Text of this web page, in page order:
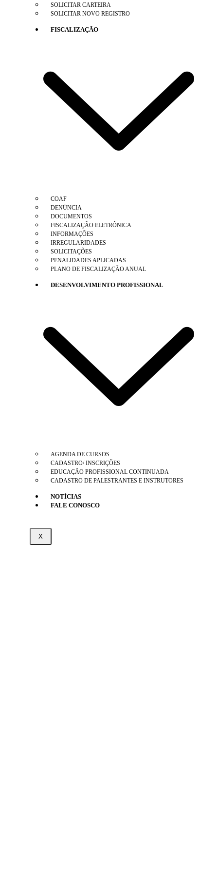
SOLICITAR CARTEIRA
SOLICITAR NOVO REGISTRO
FISCALIZAÇÃO
COAF
DENÚNCIA
DOCUMENTOS
FISCALIZAÇÃO ELETRÔNICA
INFORMAÇÕES
IRREGULARIDADES
SOLICITAÇÕES
PENALIDADES APLICADAS
PLANO DE FISCALIZAÇÃO ANUAL
DESENVOLVIMENTO PROFISSIONAL
AGENDA DE CURSOS
CADASTRO/ INSCRIÇÕES
EDUCAÇÃO PROFISSIONAL CONTINUADA
CADASTRO DE PALESTRANTES E INSTRUTORES
NOTÍCIAS
FALE CONOSCO
X